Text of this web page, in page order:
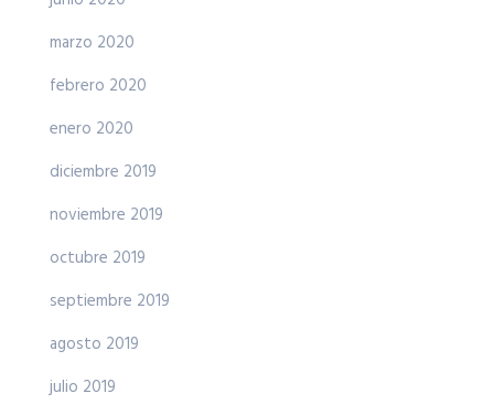
marzo 2020
febrero 2020
enero 2020
diciembre 2019
noviembre 2019
octubre 2019
septiembre 2019
agosto 2019
julio 2019